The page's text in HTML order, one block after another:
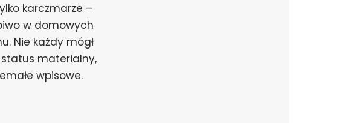
karczmarze –
w domowych
Nie każdy mógł
status materialny,
wpisowe.